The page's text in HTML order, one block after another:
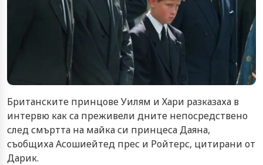
Британските принцове Уилям и Хари разказаха в
интервю как са преживели дните непосредствено
след смъртта на майка си принцеса Даяна,
съобщиха Асошиейтед прес и Ройтерс, цитирани от
Дарик.